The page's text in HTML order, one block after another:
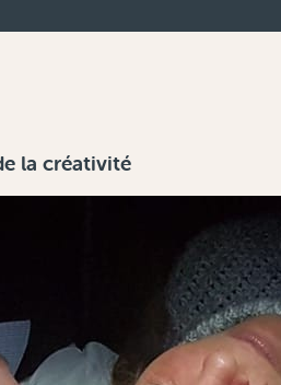
la créativité